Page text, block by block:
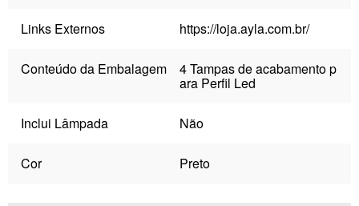
Links Externos https://loja.ayla.com.br/
Conteúdo da Embalagem 4 Tampas de acabamento p
ara Perfil Led
Inclui Lâmpada Não
Cor Preto